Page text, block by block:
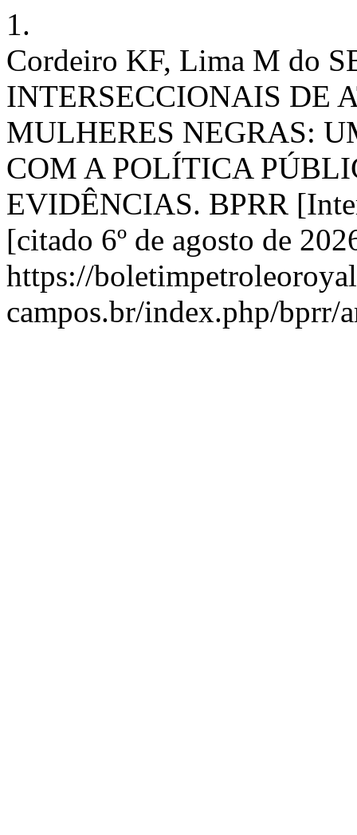
1.
Cordeiro KF, Lima M do
INTERSECCIONAIS DE
MULHERES NEGRAS:
COM A POLÍTICA
EVIDÊNCIAS. BPRR
[citado 6º de agosto de
https://
campos.br/index.php/bprr/